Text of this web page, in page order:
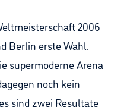
2006
Berlin erste Wahl.
supermoderne Arena
noch kein
sind zwei Resultate